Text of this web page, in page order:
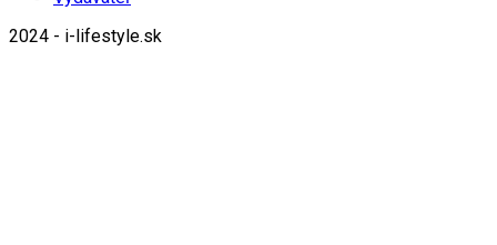
2024 - i-lifestyle.sk